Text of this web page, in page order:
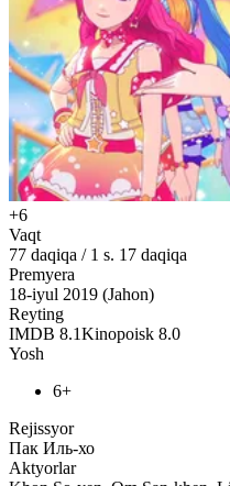
+6
Vaqt
77 daqiqa / 1 s. 17 daqiqa
Premyera
18-iyul 2019 (Jahon)
Reyting
IMDB 8.1Kinopoisk 8.0
Yosh
6+
Rejissyor
Пак Иль-хо
Aktyorlar